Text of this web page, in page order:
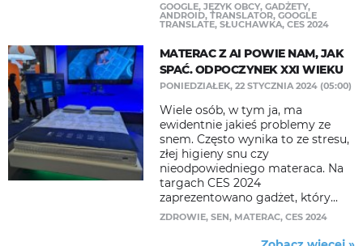
GOOGLE, JĘZYK OBCY, GADŻETY,
ANDROID, TRANSLATOR, GOOGLE
TRANSLATE, SŁUCHAWKA, CES 2024
MATERAC Z AI POWIE NAM, JAK
SPAĆ. ODPOCZYNEK XXI WIEKU
PONIEDZIAŁEK, 22 STYCZNIA 2024 (05:00)
Wiele osób, w tym ja, ma
ewidentnie jakieś problemy ze
snem. Często wynika to ze stresu,
złej higieny snu czy
nieodpowiedniego materaca. Na
targach CES 2024
zaprezentowano gadżet, który...
ZDROWIE, SEN, MATERAC, CES 2024